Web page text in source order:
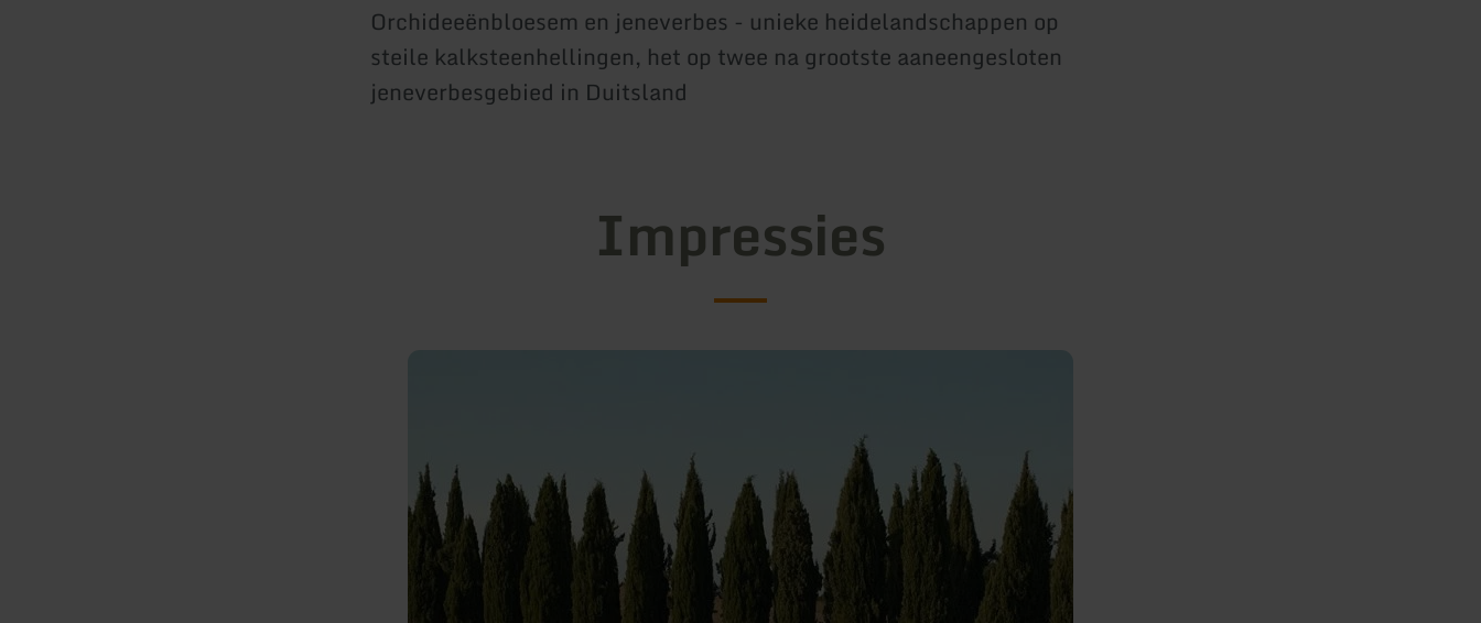
Orchideeënbloesem en jeneverbes - unieke heidelandschappen op
steile kalksteenhellingen, het op twee na grootste aaneengesloten
jeneverbesgebied in Duitsland
Impressies